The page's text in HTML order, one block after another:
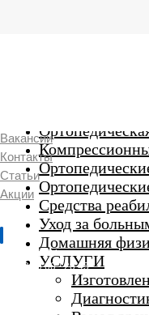
г. Люберцы
Пн-Вс 9:00 - 20:45
Средства
Уход за
Домашняя
УСЛУГИ
Вакансии
Контакты
Статьи
Акции